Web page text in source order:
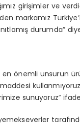
girişimler ve
markamız
durumda”
önemli unsurun
sunuyoruz”